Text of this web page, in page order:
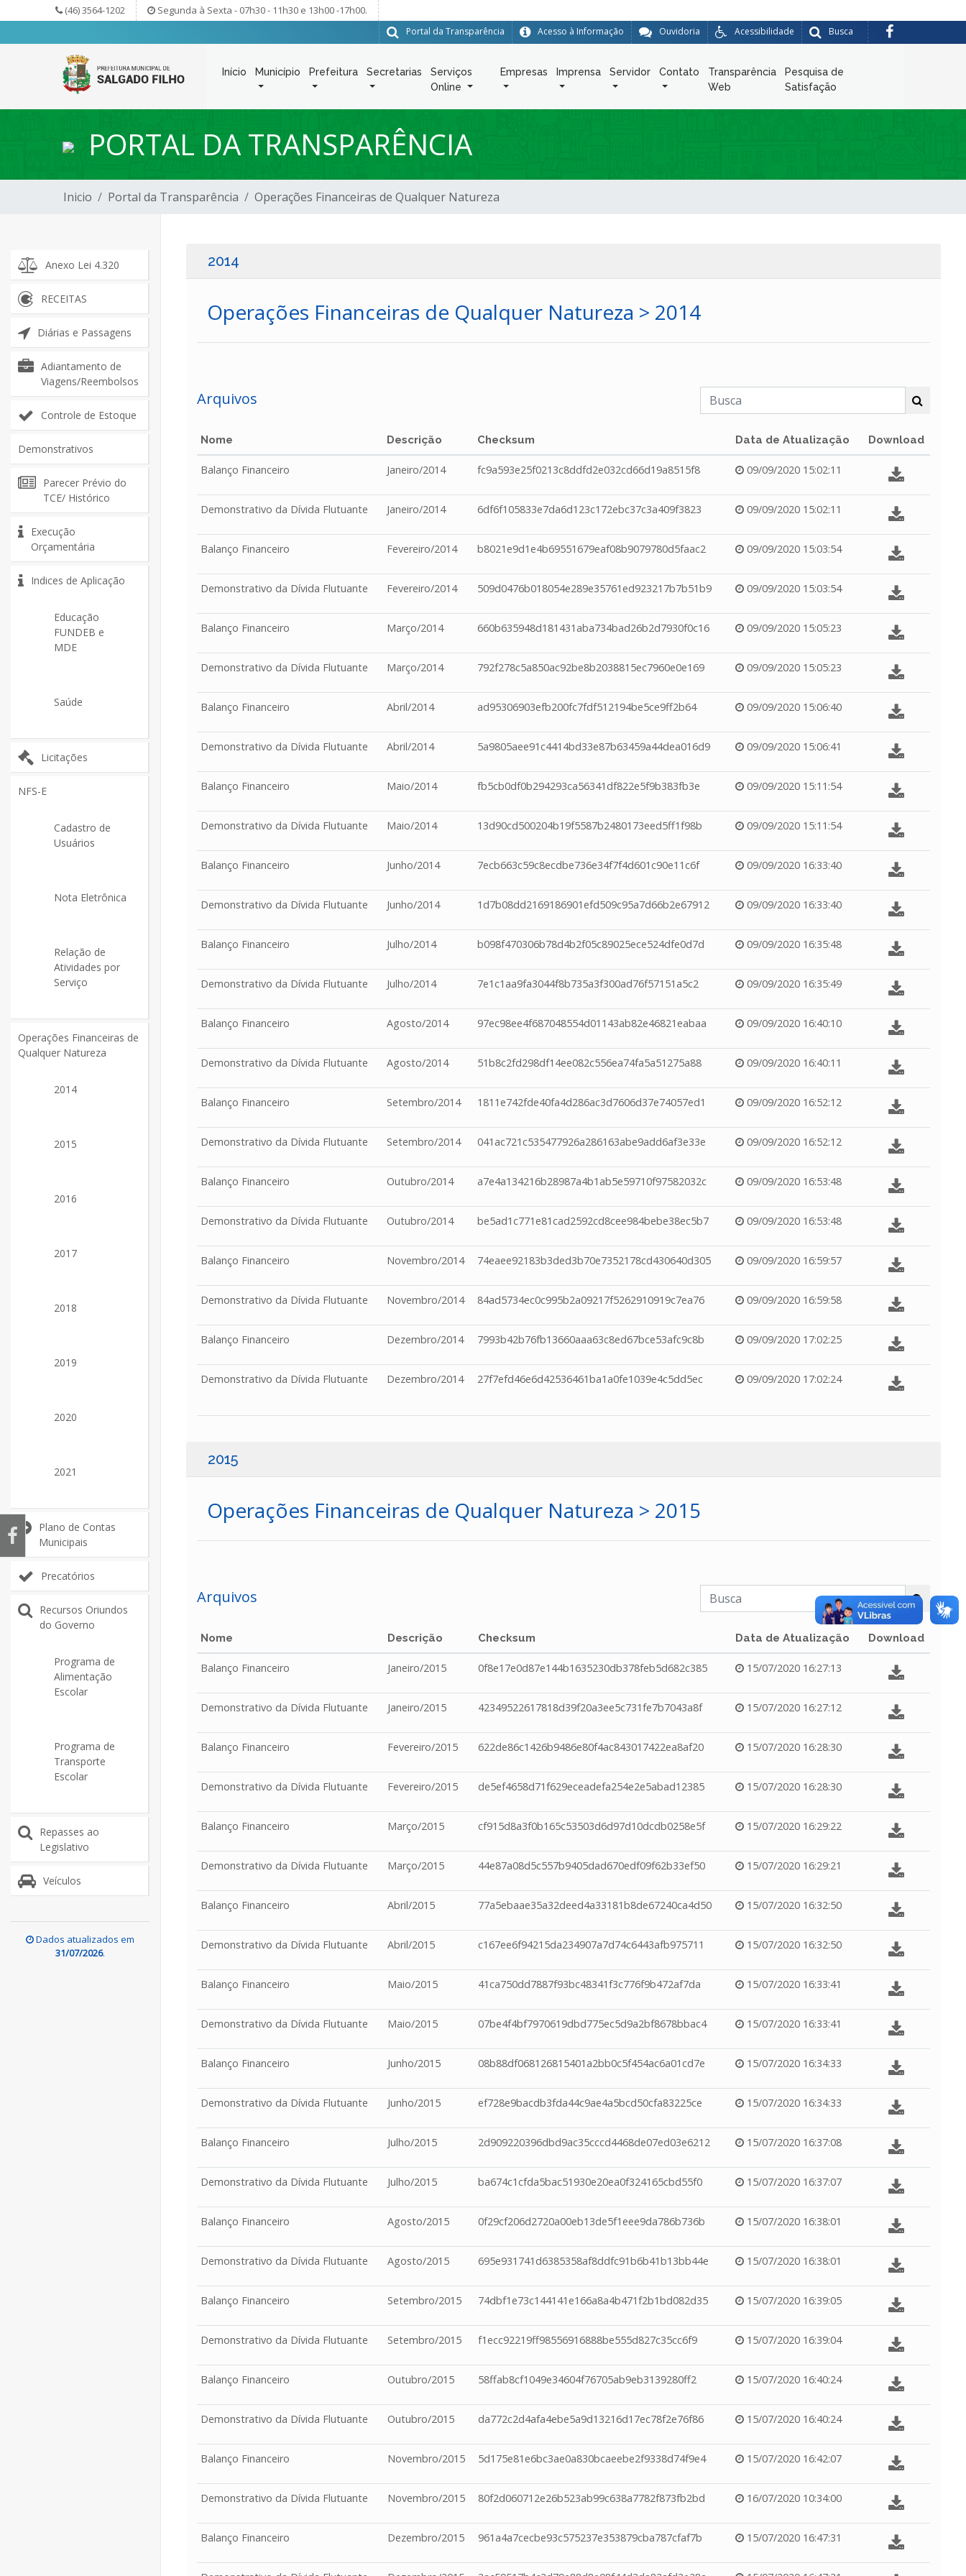
(46) 3564-1202 Segunda à Sexta - 07h30 - 11h30 e 13h00 -17h00.
Busca
Acessibilidade
Ouvidoria
Acesso à Informação
Portal da Transparência
Início Município Prefeitura Secretarias
Serviços
Online
Empresas Imprensa Servidor Contato
Transparência
Web
Pesquisa de
Satisfação
PORTAL DA TRANSPARÊNCIA
Inicio Portal da Transparência Operações Financeiras de Qualquer Natureza
Anexo Lei 4.320
RECEITAS
Diárias e Passagens
Adiantamento de
Viagens/Reembolsos
Controle de Estoque
Demonstrativos
Parecer Prévio do
TCE/ Histórico
Execução
Orçamentária
Indices de Aplicação
Educação
FUNDEB e
MDE
Saúde
Licitações
NFS-E
Cadastro de
Usuários
Nota Eletrônica
Relação de
Atividades por
Serviço
Operações Financeiras de
Qualquer Natureza
2014
2015
2016
2017
2018
2019
2020
2021
Plano de Contas
Municipais
Precatórios
Recursos Oriundos
do Governo
Programa de
Alimentação
Escolar
Programa de
Transporte
Escolar
Repasses ao
Legislativo
Veículos
Dados atualizados em
31/07/2026.
2014
Operações Financeiras de Qualquer Natureza > 2014
Arquivos
Nome Descrição Checksum Data de Atualização Download
Balanço Financeiro Janeiro/2014 fc9a593e25f0213c8ddfd2e032cd66d19a8515f8 09/09/2020 15:02:11
Demonstrativo da Dívida Flutuante Janeiro/2014 6df6f105833e7da6d123c172ebc37c3a409f3823 09/09/2020 15:02:11
Balanço Financeiro Fevereiro/2014 b8021e9d1e4b69551679eaf08b9079780d5faac2 09/09/2020 15:03:54
Demonstrativo da Dívida Flutuante Fevereiro/2014 509d0476b018054e289e35761ed923217b7b51b9 09/09/2020 15:03:54
Balanço Financeiro Março/2014 660b635948d181431aba734bad26b2d7930f0c16 09/09/2020 15:05:23
Demonstrativo da Dívida Flutuante Março/2014 792f278c5a850ac92be8b2038815ec7960e0e169 09/09/2020 15:05:23
Balanço Financeiro Abril/2014 ad95306903efb200fc7fdf512194be5ce9ff2b64 09/09/2020 15:06:40
Demonstrativo da Dívida Flutuante Abril/2014 5a9805aee91c4414bd33e87b63459a44dea016d9 09/09/2020 15:06:41
Balanço Financeiro Maio/2014 fb5cb0df0b294293ca56341df822e5f9b383fb3e 09/09/2020 15:11:54
Demonstrativo da Dívida Flutuante Maio/2014 13d90cd500204b19f5587b2480173eed5ff1f98b 09/09/2020 15:11:54
Balanço Financeiro Junho/2014 7ecb663c59c8ecdbe736e34f7f4d601c90e11c6f 09/09/2020 16:33:40
Demonstrativo da Dívida Flutuante Junho/2014 1d7b08dd2169186901efd509c95a7d66b2e67912 09/09/2020 16:33:40
Balanço Financeiro Julho/2014 b098f470306b78d4b2f05c89025ece524dfe0d7d 09/09/2020 16:35:48
Demonstrativo da Dívida Flutuante Julho/2014 7e1c1aa9fa3044f8b735a3f300ad76f57151a5c2 09/09/2020 16:35:49
Balanço Financeiro Agosto/2014 97ec98ee4f687048554d01143ab82e46821eabaa 09/09/2020 16:40:10
Demonstrativo da Dívida Flutuante Agosto/2014 51b8c2fd298df14ee082c556ea74fa5a51275a88 09/09/2020 16:40:11
Balanço Financeiro Setembro/2014 1811e742fde40fa4d286ac3d7606d37e74057ed1 09/09/2020 16:52:12
Demonstrativo da Dívida Flutuante Setembro/2014 041ac721c535477926a286163abe9add6af3e33e 09/09/2020 16:52:12
Balanço Financeiro Outubro/2014 a7e4a134216b28987a4b1ab5e59710f97582032c 09/09/2020 16:53:48
Demonstrativo da Dívida Flutuante Outubro/2014 be5ad1c771e81cad2592cd8cee984bebe38ec5b7 09/09/2020 16:53:48
Balanço Financeiro Novembro/2014 74eaee92183b3ded3b70e7352178cd430640d305 09/09/2020 16:59:57
Demonstrativo da Dívida Flutuante Novembro/2014 84ad5734ec0c995b2a09217f5262910919c7ea76 09/09/2020 16:59:58
Balanço Financeiro Dezembro/2014 7993b42b76fb13660aaa63c8ed67bce53afc9c8b 09/09/2020 17:02:25
Demonstrativo da Dívida Flutuante Dezembro/2014 27f7efd46e6d42536461ba1a0fe1039e4c5dd5ec 09/09/2020 17:02:24
2015
Operações Financeiras de Qualquer Natureza > 2015
Arquivos
Nome Descrição Checksum Data de Atualização Download
Balanço Financeiro Janeiro/2015 0f8e17e0d87e144b1635230db378feb5d682c385 15/07/2020 16:27:13
Demonstrativo da Dívida Flutuante Janeiro/2015 42349522617818d39f20a3ee5c731fe7b7043a8f 15/07/2020 16:27:12
Balanço Financeiro Fevereiro/2015 622de86c1426b9486e80f4ac843017422ea8af20 15/07/2020 16:28:30
Demonstrativo da Dívida Flutuante Fevereiro/2015 de5ef4658d71f629eceadefa254e2e5abad12385 15/07/2020 16:28:30
Balanço Financeiro Março/2015 cf915d8a3f0b165c53503d6d97d10dcdb0258e5f 15/07/2020 16:29:22
Demonstrativo da Dívida Flutuante Março/2015 44e87a08d5c557b9405dad670edf09f62b33ef50 15/07/2020 16:29:21
Balanço Financeiro Abril/2015 77a5ebaae35a32deed4a33181b8de67240ca4d50 15/07/2020 16:32:50
Demonstrativo da Dívida Flutuante Abril/2015 c167ee6f94215da234907a7d74c6443afb975711 15/07/2020 16:32:50
Balanço Financeiro Maio/2015 41ca750dd7887f93bc48341f3c776f9b472af7da 15/07/2020 16:33:41
Demonstrativo da Dívida Flutuante Maio/2015 07be4f4bf7970619dbd775ec5d9a2bf8678bbac4 15/07/2020 16:33:41
Balanço Financeiro Junho/2015 08b88df068126815401a2bb0c5f454ac6a01cd7e 15/07/2020 16:34:33
Demonstrativo da Dívida Flutuante Junho/2015 ef728e9bacdb3fda44c9ae4a5bcd50cfa83225ce 15/07/2020 16:34:33
Balanço Financeiro Julho/2015 2d909220396dbd9ac35cccd4468de07ed03e6212 15/07/2020 16:37:08
Demonstrativo da Dívida Flutuante Julho/2015 ba674c1cfda5bac51930e20ea0f324165cbd55f0 15/07/2020 16:37:07
Balanço Financeiro Agosto/2015 0f29cf206d2720a00eb13de5f1eee9da786b736b 15/07/2020 16:38:01
Demonstrativo da Dívida Flutuante Agosto/2015 695e931741d6385358af8ddfc91b6b41b13bb44e 15/07/2020 16:38:01
Balanço Financeiro Setembro/2015 74dbf1e73c144141e166a8a4b471f2b1bd082d35 15/07/2020 16:39:05
Demonstrativo da Dívida Flutuante Setembro/2015 f1ecc92219ff98556916888be555d827c35cc6f9 15/07/2020 16:39:04
Balanço Financeiro Outubro/2015 58ffab8cf1049e34604f76705ab9eb3139280ff2 15/07/2020 16:40:24
Demonstrativo da Dívida Flutuante Outubro/2015 da772c2d4afa4ebe5a9d13216d17ec78f2e76f86 15/07/2020 16:40:24
Balanço Financeiro Novembro/2015 5d175e81e6bc3ae0a830bcaeebe2f9338d74f9e4 15/07/2020 16:42:07
Demonstrativo da Dívida Flutuante Novembro/2015 80f2d060712e26b523ab99c638a7782f873fb2bd 16/07/2020 10:34:00
Balanço Financeiro Dezembro/2015 961a4a7cecbe93c575237e353879cba787cfaf7b 15/07/2020 16:47:31